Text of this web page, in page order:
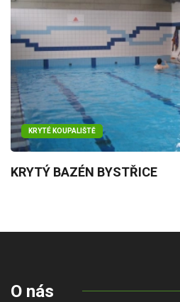
KRYTÉ KOUPALIŠTĚ
KRYTÝ BAZÉN BYSTŘICE
O nás